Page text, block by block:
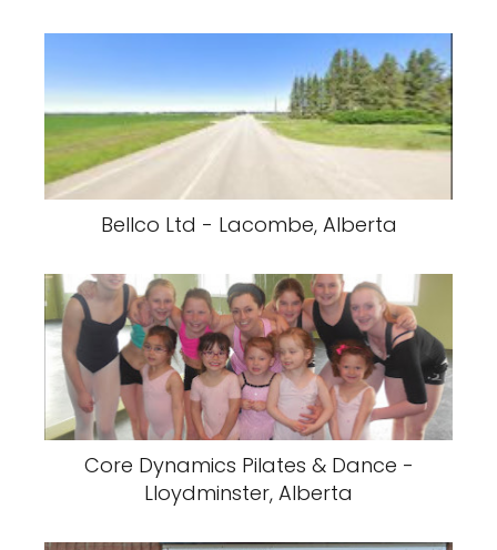
Bellco Ltd - Lacombe, Alberta
Core Dynamics Pilates & Dance -
Lloydminster, Alberta